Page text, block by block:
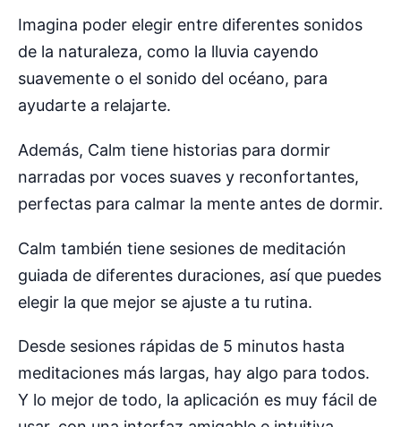
Imagina poder elegir entre diferentes sonidos
de la naturaleza, como la lluvia cayendo
suavemente o el sonido del océano, para
ayudarte a relajarte.
Además, Calm tiene historias para dormir
narradas por voces suaves y reconfortantes,
perfectas para calmar la mente antes de dormir.
Calm también tiene sesiones de meditación
guiada de diferentes duraciones, así que puedes
elegir la que mejor se ajuste a tu rutina.
Desde sesiones rápidas de 5 minutos hasta
meditaciones más largas, hay algo para todos.
Y lo mejor de todo, la aplicación es muy fácil de